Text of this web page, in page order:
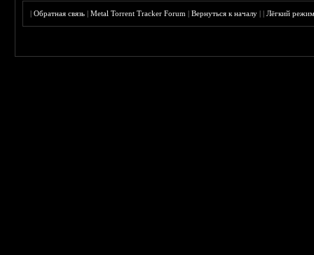
|Обратная связь |Metal Torrent Tracker Forum |Вернуться к началу ||Лёгкий